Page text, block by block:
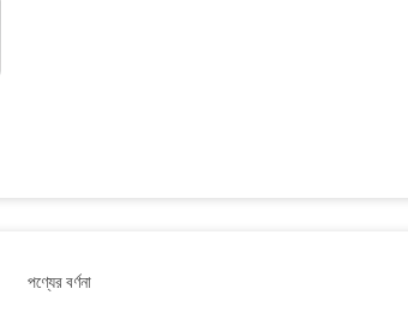
পণ্যের বর্ণনা